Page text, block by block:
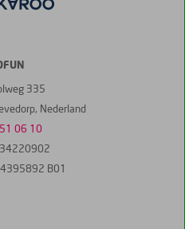
335
Nederland
06 10
34220902
B01